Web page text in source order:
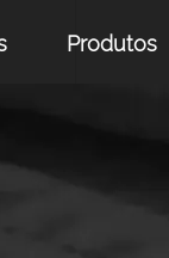
Produtos